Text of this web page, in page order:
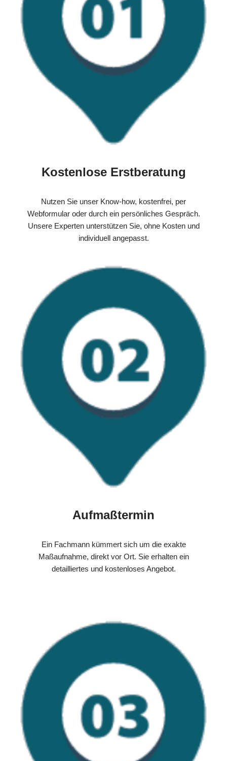
Kostenlose Erstberatung
Nutzen Sie unser Know-how, kostenfrei, per
Webformular oder durch ein persönliches Gespräch.
Unsere Experten unterstützen Sie, ohne Kosten und
individuell angepasst.
Aufmaßtermin
Ein Fachmann kümmert sich um die exakte
Maßaufnahme, direkt vor Ort. Sie erhalten ein
detailliertes und kostenloses Angebot.